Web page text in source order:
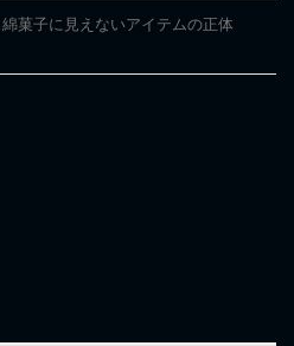
菓子に見えないアイテムの正体